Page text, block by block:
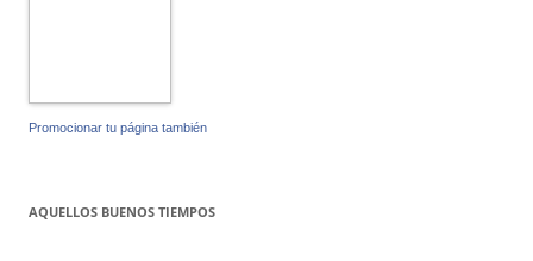
Promocionar tu página también
AQUELLOS BUENOS TIEMPOS